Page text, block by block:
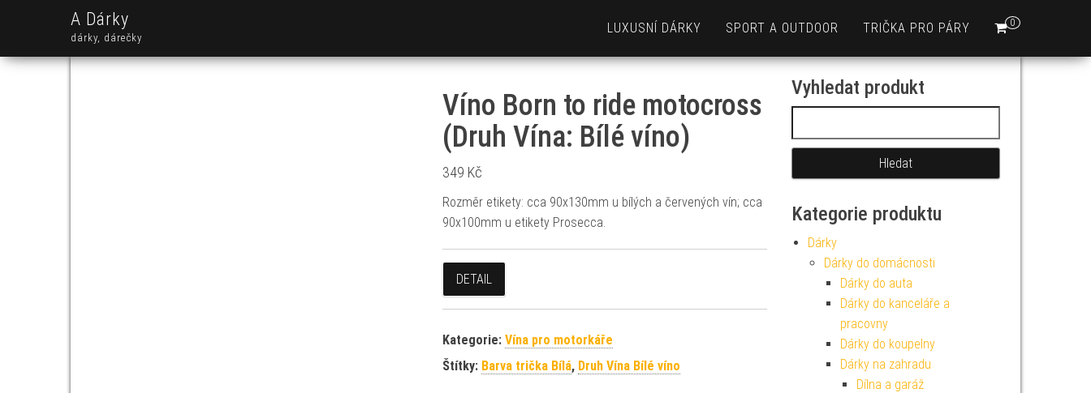
A Dárky
dárky, dárečky
0
LUXUSNÍ DÁRKY SPORT A OUTDOOR TRIČKA PRO PÁRY
Víno Born to ride motocross
(Druh Vína: Bílé víno)
349 Kč
Rozměr etikety: cca 90x130mm u bílých a červených vín; cca
90x100mm u etikety Prosecca.
DETAIL
Kategorie: Vína pro motorkáře
Štítky: Barva trička Bílá, Druh Vína Bílé víno
Vyhledat produkt
Kategorie produktu
Dárky
Dárky do domácnosti
Dárky do auta
Dárky do kanceláře a
pracovny
Dárky do koupelny
Dárky na zahradu
Dílna a garáž